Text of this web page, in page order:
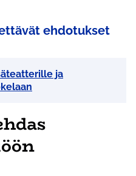
ehdotukset
ja